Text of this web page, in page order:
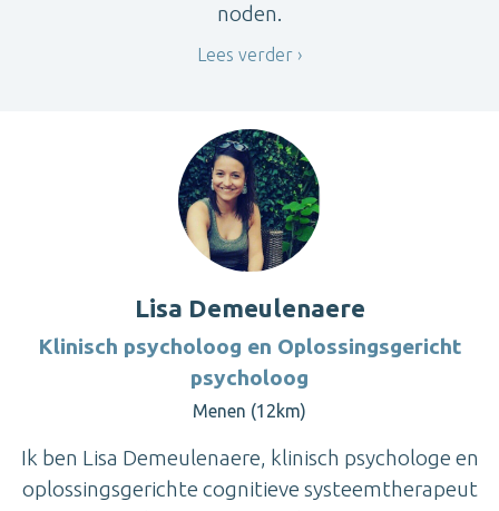
noden.
Lees verder
Lisa Demeulenaere
Klinisch psycholoog en Oplossingsgericht
psycholoog
Menen (12km)
Ik ben Lisa Demeulenaere, klinisch psychologe en
oplossingsgerichte cognitieve systeemtherapeut